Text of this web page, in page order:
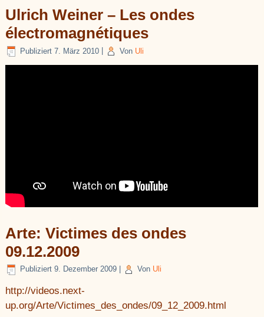
Ulrich Weiner – Les ondes
électromagnétiques
Publiziert 7. März 2010 Von Uli
Arte: Victimes des ondes
09.12.2009
Publiziert 9. Dezember 2009 Von Uli
http://videos.next-
up.org/Arte/Victimes_des_ondes/09_12_2009.html